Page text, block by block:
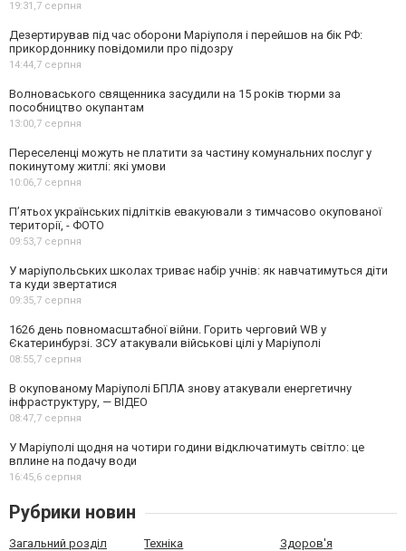
19:31,7 серпня
Дезертирував під час оборони Маріуполя і перейшов на бік РФ:
прикордоннику повідомили про підозру
14:44,7 серпня
Волноваського священника засудили на 15 років тюрми за
пособництво окупантам
13:00,7 серпня
Переселенці можуть не платити за частину комунальних послуг у
покинутому житлі: які умови
10:06,7 серпня
П’ятьох українських підлітків евакуювали з тимчасово окупованої
території, - ФОТО
09:53,7 серпня
У маріупольських школах триває набір учнів: як навчатимуться діти
та куди звертатися
09:35,7 серпня
1626 день повномасштабної війни. Горить черговий WB у
Єкатеринбурзі. ЗСУ атакували військові цілі у Маріуполі
08:55,7 серпня
В окупованому Маріуполі БПЛА знову атакували енергетичну
інфраструктуру, — ВІДЕО
08:47,7 серпня
У Маріуполі щодня на чотири години відключатимуть світло: це
вплине на подачу води
16:45,6 серпня
Рубрики новин
Загальний розділ Техніка Здоров'я